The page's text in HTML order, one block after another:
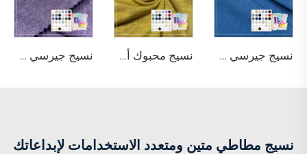
نسيج جيرسي من البامبو العضوي مضاد للبكتيريا ويزيل الروائح الكريهة بشكل طبيعي، بوزن 290 غرام/م² يتكون من 63٪ بامبو و27٪ قطن عضوي و10٪ سباندكس، مناسب لملابس التدفئة الرياضية الفاخرة نسيج محبوك أحادي الوجه من نوع «سلاب» (Slub)، مكوَّن من ٩٥٪ فسكوز و٥٪ سباندكس، صديق للبيئة، يمتص الرطوبة، ويسمح بالتنفُّس، وزنه ٢٢٠ جرام/متر مربّع نسيج جيرسي محبوك مكوّن من ٦٠٪ قطن و٤٠٪ بوليستر، يمتص الرطوبة ويسمح بالتهوية، متوسط الوزن، من نوع CVC للقمصان القابلة للاستخدام من قِبل الجنسين
نسيج مطاطي متين ومتعدد الاستخدامات لإبداعاتك